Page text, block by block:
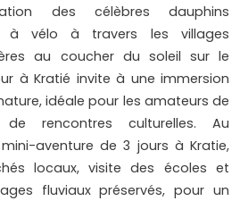
des célèbres dauphins
à vélo à travers les villages
au coucher du soleil sur le
à Kratié invite à une immersion
idéale pour les amateurs de
rencontres culturelles. Au
aventure de 3 jours à Kratie,
locaux, visite des écoles et
fluviaux préservés, pour un